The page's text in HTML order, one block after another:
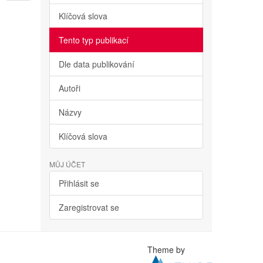
Klíčová slova
Tento typ publikací
Dle data publikování
Autoři
Názvy
Klíčová slova
MŮJ ÚČET
Přihlásit se
Zaregistrovat se
Theme by